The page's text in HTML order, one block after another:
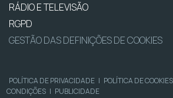
RÁDIO E TELEVISÃO
RGPD
GESTÃO DAS DEFINIÇÕES DE COOKIES
POLÍTICA DE PRIVACIDADE | POLÍTICA DE COOKIES
CONDIÇÕES | PUBLICIDADE